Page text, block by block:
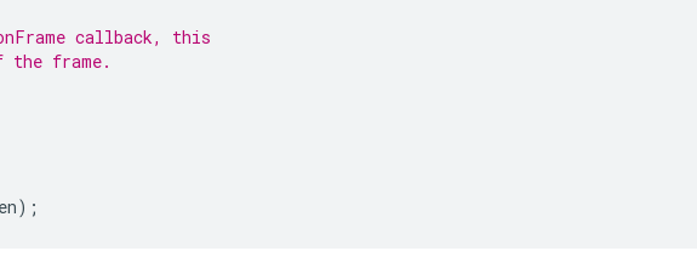
callback, this
the frame.
);